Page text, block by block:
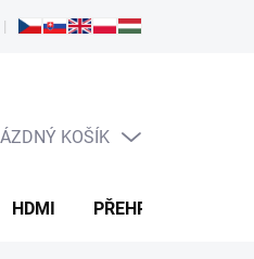
|
NÁKUPNÍ
KOŠÍK
HDMI PŘEHRÁVAČE